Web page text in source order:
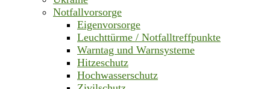
Notfallvorsorge
Eigenvorsorge
Leuchttürme / Notfalltreffpunkte
Warntag und Warnsysteme
Hitzeschutz
Hochwasserschutz